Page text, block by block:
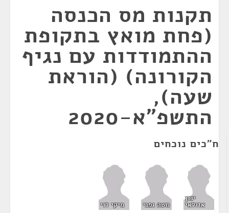
תקנות מס הכנסה
(פחת מואץ בתקופת
ההתמודדות עם נגיף
הקורונה) (הוראת
שעה),
התשפ"א-2020
ח"כים נוכחים
ינון
אזולאי משה גפני מיקי לוי